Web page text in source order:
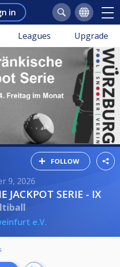
in
Leagues Upgrade
FOLLOW
9, 2026
JACKPOT SERIE - IX
e.V.